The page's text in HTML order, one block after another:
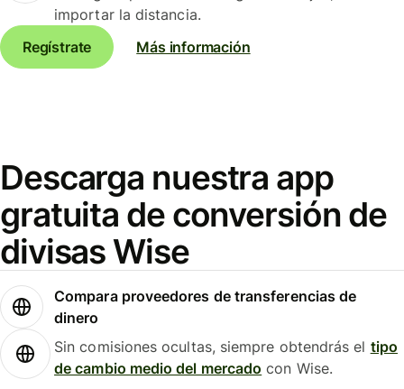
importar la distancia.
Regístrate
Más información
Descarga nuestra app
gratuita de conversión de
divisas Wise
Compara proveedores de transferencias de
dinero
Sin comisiones ocultas, siempre obtendrás el tipo
de cambio medio del mercado con Wise.